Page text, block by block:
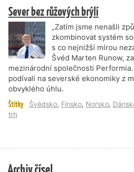
Sever bez růžových brýlí
„Zatím jsme nenašli
zkombinovat systém
s co nejnižší mírou
Švéd Marten Runow,
mezinárodní společnosti
podívali na severské ekonomiky z
obvyklého úhlu.
Štítky Švédsko, Finsko, Norsko,
trh